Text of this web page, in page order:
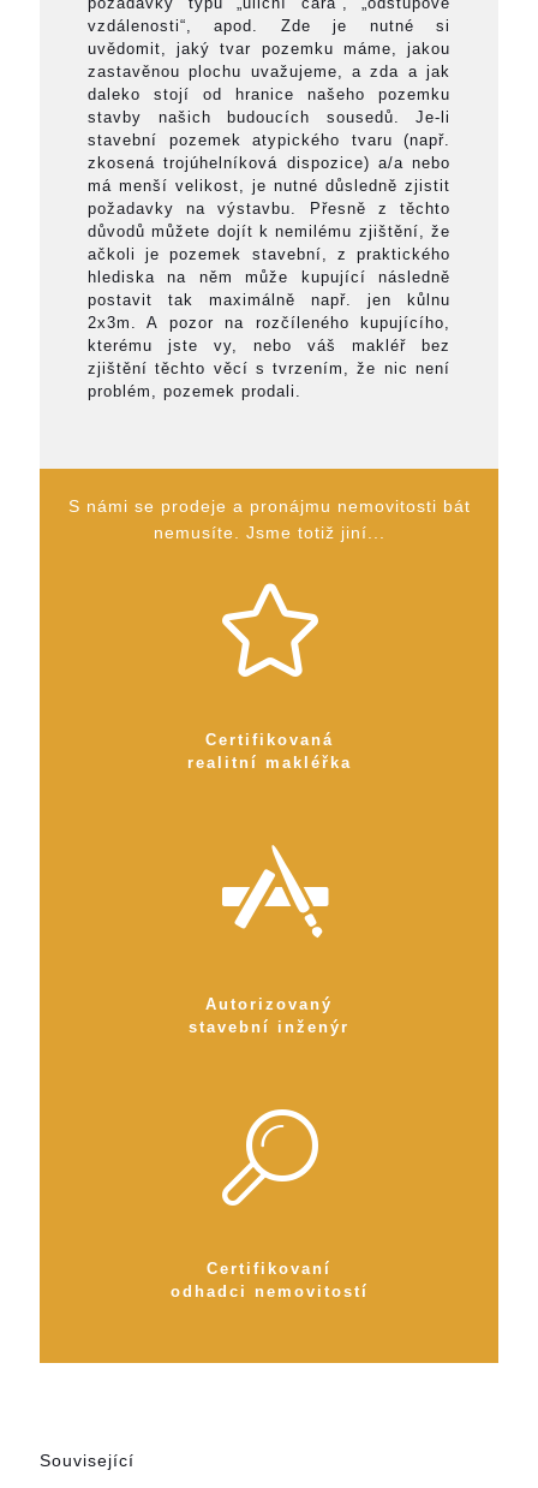
vzdálenosti“, apod. Zde je nutné si
uvědomit, jaký tvar pozemku máme, jakou
zastavěnou plochu uvažujeme, a zda a jak
daleko stojí od hranice našeho pozemku
stavby našich budoucích sousedů. Je-li
stavební pozemek atypického tvaru (např.
zkosená trojúhelníková dispozice) a/a nebo
má menší velikost, je nutné důsledně zjistit
požadavky na výstavbu. Přesně z těchto
důvodů můžete dojít k nemilému zjištění, že
ačkoli je pozemek stavební, z praktického
hlediska na něm může kupující následně
postavit tak maximálně např. jen kůlnu
2x3m. A pozor na rozčíleného kupujícího,
kterému jste vy, nebo váš makléř bez
zjištění těchto věcí s tvrzením, že nic není
problém, pozemek prodali.
S námi se prodeje a pronájmu nemovitosti bát
nemusíte. Jsme totiž jiní...
Certifikovaná
realitní makléřka
Autorizovaný
stavební inženýr
Certifikovaní
odhadci nemovitostí
Související